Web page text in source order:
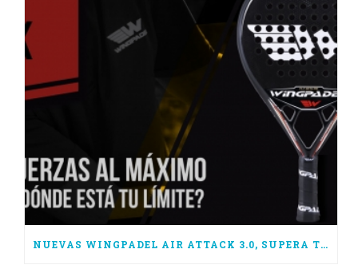
NUEVAS WINGPADEL AIR ATTACK 3.0, SUPERA TUS LÍMITES